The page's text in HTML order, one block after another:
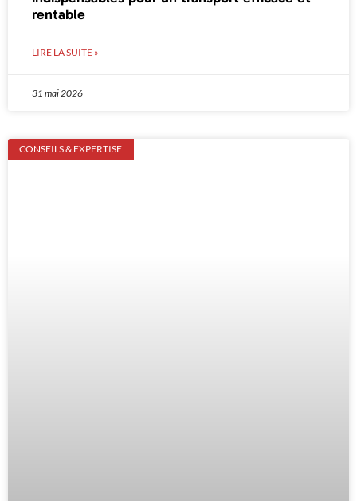
rentable
LIRE LA SUITE »
31 mai 2026
CONSEILS & EXPERTISE